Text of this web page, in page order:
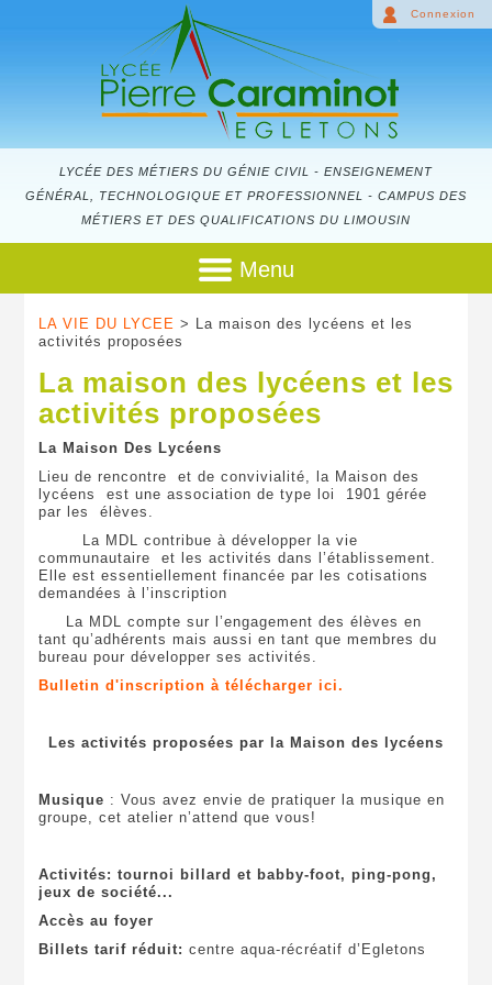
LYCÉE DES MÉTIERS DU GÉNIE CIVIL - ENSEIGNEMENT
GÉNÉRAL, TECHNOLOGIQUE ET PROFESSIONNEL - CAMPUS DES
MÉTIERS ET DES QUALIFICATIONS DU LIMOUSIN
Connexion
Menu
LA VIE DU LYCEE > La maison des lycéens et les
activités proposées
La maison des lycéens et les
activités proposées
La Maison Des Lycéens
Lieu de rencontre et de convivialité, la Maison des
lycéens est une association de type loi 1901 gérée
par les élèves.
La MDL contribue à développer la vie
communautaire et les activités dans l’établissement.
Elle est essentiellement financée par les cotisations
demandées à l’inscription
La MDL compte sur l’engagement des élèves en
tant qu’adhérents mais aussi en tant que membres du
bureau pour développer ses activités.
Bulletin d'inscription à télécharger ici.
Les activités proposées par la Maison des lycéens
Musique : Vous avez envie de pratiquer la musique en
groupe, cet atelier n’attend que vous!
Activités: tournoi billard et babby-foot, ping-pong,
jeux de société...
Accès au foyer
Billets tarif réduit: centre aqua-récréatif d’Egletons